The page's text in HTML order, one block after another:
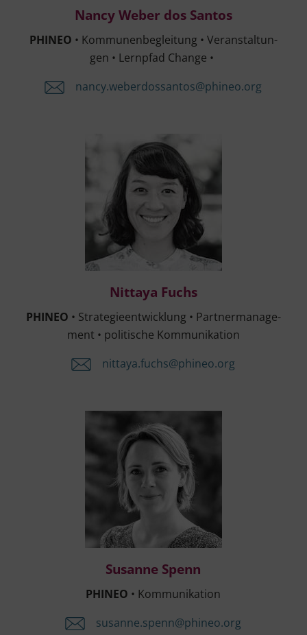
Nan­cy Weber dos Santos
PHINEO • Kom­mu­nen­be­glei­tung • Ver­an­stal­tun­
gen • Lern­pfad Change •
nancy.​weberdossantos@​phineo.​org
Nitt­a­ya Fuchs
PHINEO • Stra­te­gie­ent­wick­lung • Part­ner­ma­nage­
ment • poli­ti­sche Kommunikation
nittaya.​fuchs@​phineo.​org
Susan­ne Spenn
PHINEO • Kommunikation
susanne.​spenn@​phineo.​org